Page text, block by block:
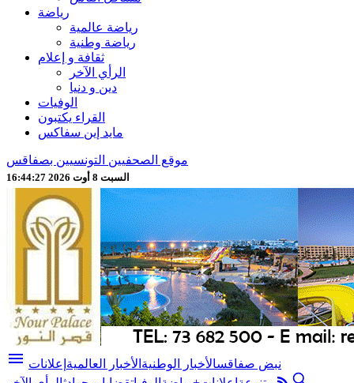
رياضة
رياضة عالمية
رياضة وطنية
ثقافة و إعلام
الرأي الآخر
دين و دنيا
الوفيات
القراء يكتبون
مايد إين سفاكس
موقع الصحفيين التونسيين بصفاقس
السبت 8 أوت 2026 16:44:29
menu نبض صفاقسالأخبار الوطنية الأخبار العالمية إعلانات